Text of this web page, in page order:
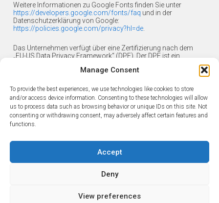
Manage Consent
To provide the best experiences, we use technologies like cookies to store
and/or access device information. Consenting to these technologies will allow
us to process data such as browsing behavior or unique IDs on this site. Not
consenting or withdrawing consent, may adversely affect certain features and
functions.
Accept
Deny
View preferences
Weitere Informationen zu Google Fonts finden Sie unter
https://developers.google.com/fonts/faq und in der
Datenschutzerklärung von Google:
https://policies.google.com/privacy?hl=de.
Das Unternehmen verfügt über eine Zertifizierung nach dem
„EU-US Data Privacy Framework“ (DPF). Der DPF ist ein
USA, der die Einhaltung europäischer Datenschutzstandards
nach dem DPF zertifizierte Unternehmen verpflichtet sich, diese
Datenschutzstandards einzuhalten. Weitere Informationen
hierzu erhalten Sie vom Anbieter unter folgendem Link:
https://www.dataprivacyframework.gov/participant/5780.